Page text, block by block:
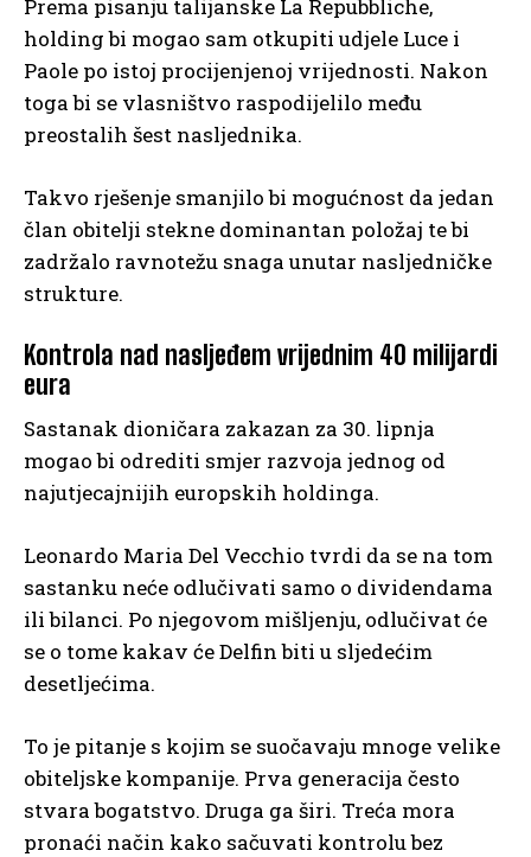
Prema pisanju talijanske La Repubbliche,
holding bi mogao sam otkupiti udjele Luce i
Paole po istoj procijenjenoj vrijednosti. Nakon
toga bi se vlasništvo raspodijelilo među
preostalih šest nasljednika.
Takvo rješenje smanjilo bi mogućnost da jedan
član obitelji stekne dominantan položaj te bi
zadržalo ravnotežu snaga unutar nasljedničke
strukture.
Kontrola nad nasljeđem vrijednim 40 milijardi
eura
Sastanak dioničara zakazan za 30. lipnja
mogao bi odrediti smjer razvoja jednog od
najutjecajnijih europskih holdinga.
Leonardo Maria Del Vecchio tvrdi da se na tom
sastanku neće odlučivati samo o dividendama
ili bilanci. Po njegovom mišljenju, odlučivat će
se o tome kakav će Delfin biti u sljedećim
desetljećima.
To je pitanje s kojim se suočavaju mnoge velike
obiteljske kompanije. Prva generacija često
stvara bogatstvo. Druga ga širi. Treća mora
pronaći način kako sačuvati kontrolu bez